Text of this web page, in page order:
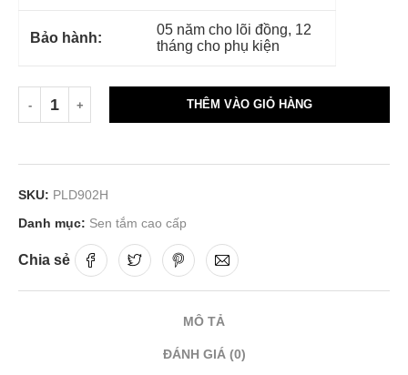
Bảo hành:
05 năm cho lõi đồng, 12
tháng cho phụ kiện
THÊM VÀO GIỎ HÀNG
SKU: PLD902H
Danh mục: Sen tắm cao cấp
Chia sẻ
MÔ TẢ
ĐÁNH GIÁ (0)